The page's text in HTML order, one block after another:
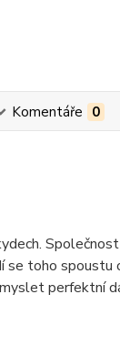
Komentáře 0
se toho spoustu
perfektní